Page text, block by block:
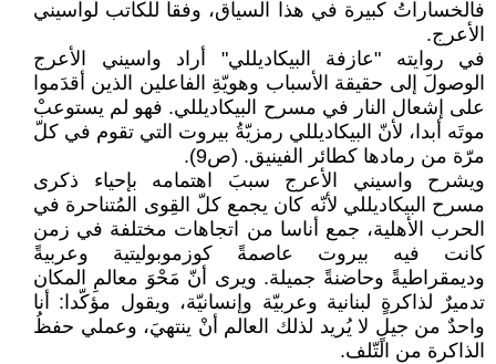
فالخساراتُ كبيرة في هذا السياق، وفقا للكاتب لواسيني
الأعرج.
في روايته "عازفة البيكاديللي" أراد واسيني الأعرج
الوصولَ إلى حقيقة الأسباب وهويّةِ الفاعلين الذين أقدَموا
على إشعال النار في مسرح البيكاديللي. فهو لم يستوعبْ
موتَه أبدا، لأنّ البيكاديللي رمزيّةُ بيروت التي تقوم في كلّ
مرّة من رمادها كطائر الفينيق. (ص9).
ويشرح واسيني الأعرج سببَ اهتمامه بإحياء ذكرى
مسرح البيكاديللي لأنّه كان يجمع كلّ القِوى المُتناحرة في
الحرب الأهلية، جمع أناسا من اتجاهات مختلفة في زمن
كانت فيه بيروت عاصمةً كوزموبوليتية وعربيةً
وديمقراطيةً وحاضنةً جميلة. ويرى أنّ مَحْوَ معالمِ المكان
تدميرٌ لذاكرةٍ لبنانية وعربيّة وإنسانيّة، ويقول مؤكّدا: أنا
واحدٌ من جيلٍ لا يُريد لذلك العالم أنْ ينتهيَ، وعملي حفظُ
الذاكرة من التّلف.